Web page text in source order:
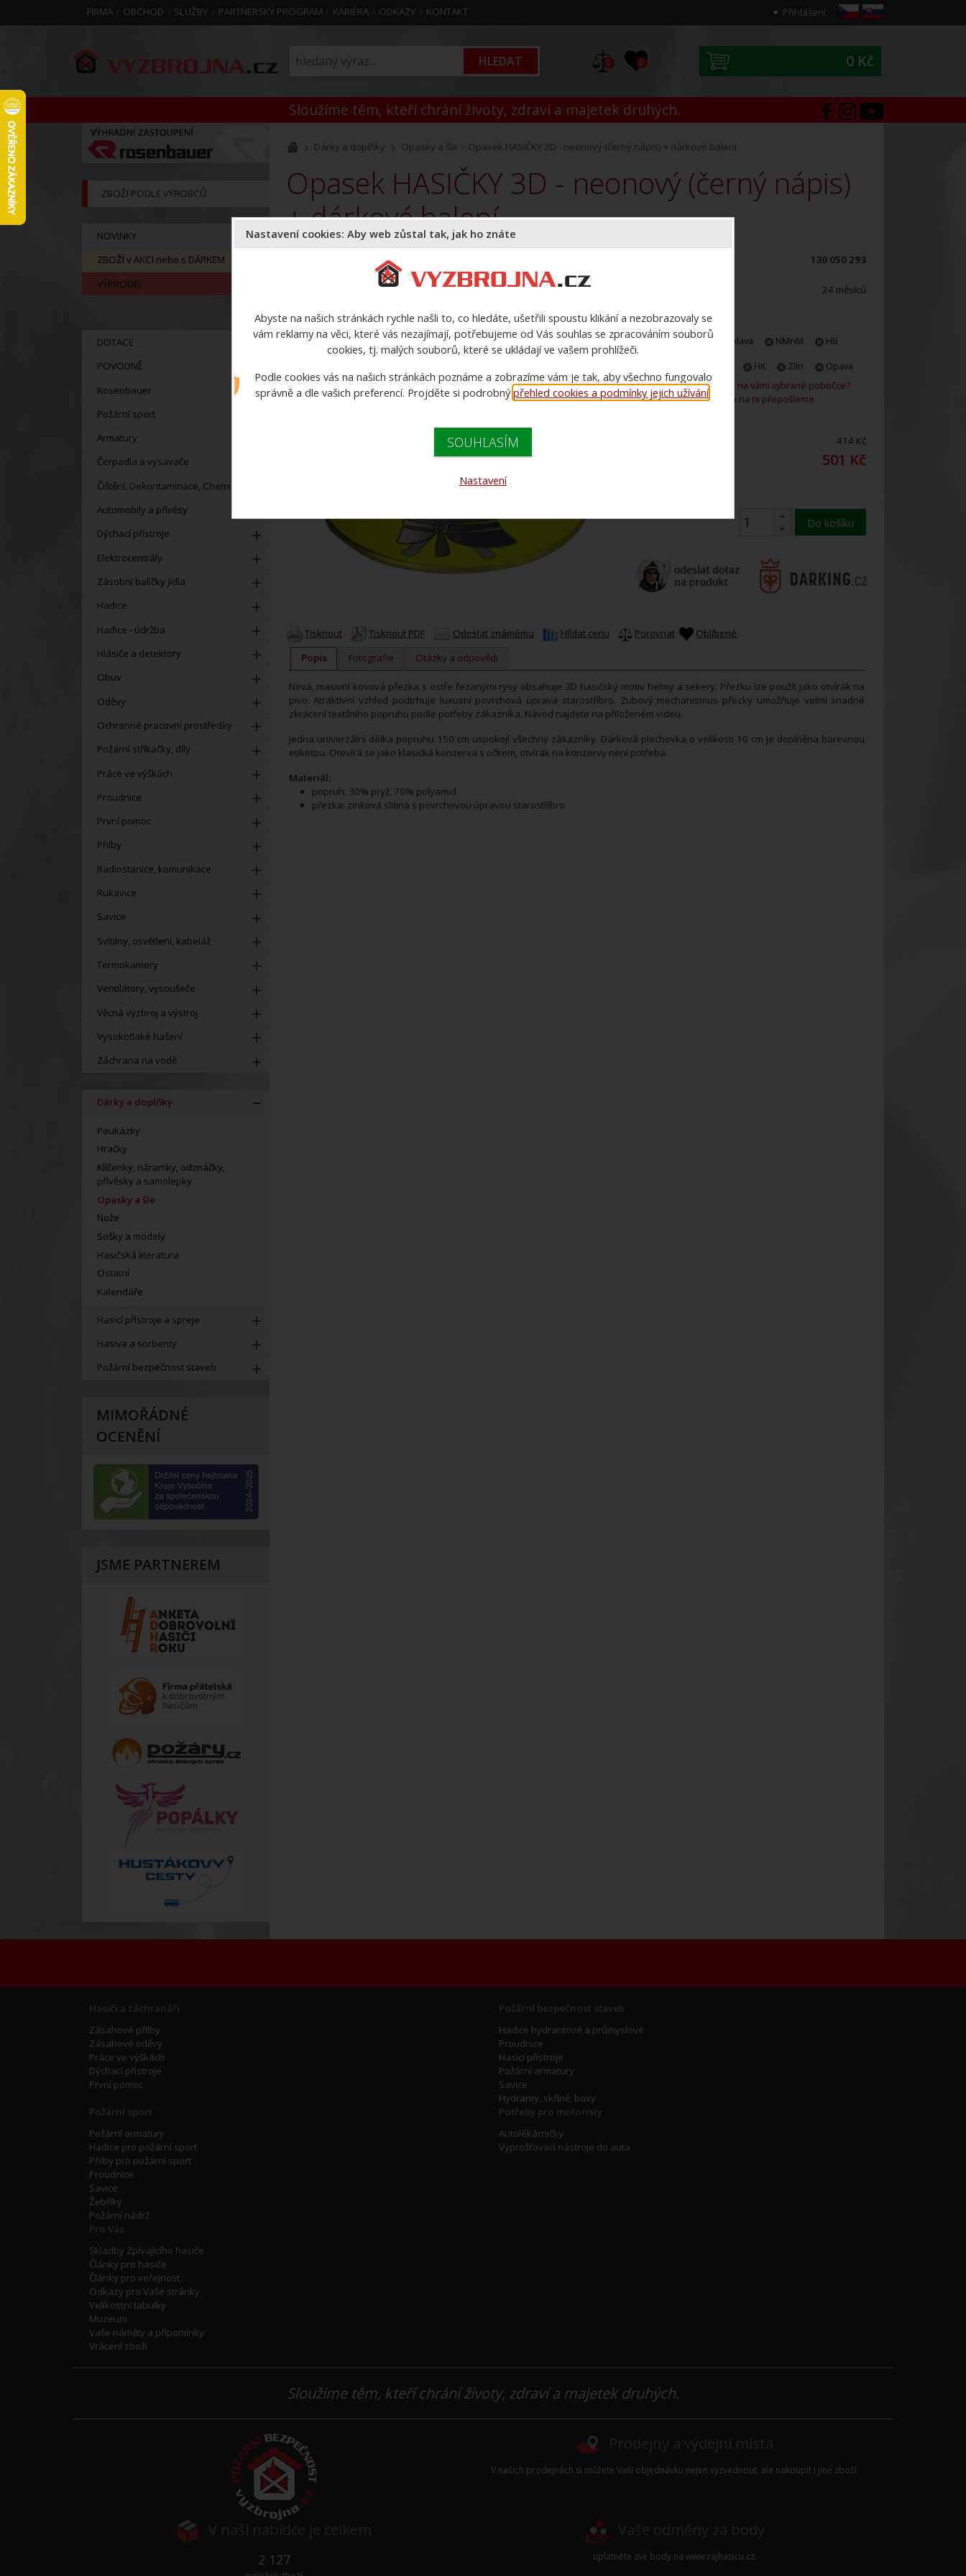
FIRMA OBCHOD SLUŽBY PARTNERSKÝ PROGRAM KARIÉRA ODKAZY KONTAKT Přihlášení
0 0 0 Kč
Sloužíme těm, kteří chrání životy, zdraví a majetek druhých.
ZBOŽÍ PODLE VÝROBCŮ
NOVINKY
ZBOŽÍ v AKCI nebo s DÁRKEM
VÝPRODEJ
DOTACE
POVODNĚ
Rosenbauer
Požární sport
Armatury
Čerpadla a vysavače
Čištění, Dekontaminace, Chemie
Automobily a přívěsy
Dýchací přístroje
Elektrocentrály
Zásobní balíčky jídla
Hadice
Hadice - údržba
Hlásiče a detektory
Obuv
Oděvy
Ochranné pracovní prostředky
Požární stříkačky, díly
Práce ve výškách
Proudnice
První pomoc
Přilby
Radiostanice, komunikace
Rukavice
Savice
Svítilny, osvětlení, kabeláž
Termokamery
Ventilátory, vysoušeče
Věcná výzbroj a výstroj
Vysokotlaké hašení
Záchrana na vodě
Dárky a doplňky
Poukázky
Hračky
Klíčenky, náramky, odznáčky,
přívěsky a samolepky
Opasky a šle
Nože
Sošky a modely
Hasičská literatura
Ostatní
Kalendáře
Hasicí přístroje a spreje
Hasiva a sorbenty
Požární bezpečnost staveb
MIMOŘÁDNÉ
OCENĚNÍ
JSME PARTNEREM
Dárky a doplňky Opasky a šle Opasek HASIČKY 3D - neonový (černý nápis) + dárkové balení
Opasek HASIČKY 3D - neonový (černý nápis)
+ dárkové balení
130 050 293
24 měsíců
E-shop Jihlava NMnM
HB
HK Zlín
Opava
Není zboží skladem na vámi vybrané pobočce?
Rádi vám ho na ni přepošleme.
414 Kč
501 Kč
Do košíku
Tisknout Tisknout PDF Odeslat známému Hlídat cenu Porovnat
Oblíbené
Popis
Fotografie Otázky a odpovědi
Nová, masivní kovová přezka s ostře řezanými rysy obsahuje 3D hasičský motiv helmy a sekery. Přezku lze použít jako otvírák na
pivo. Atraktivní vzhled podtrhuje luxusní povrchová úprava starostříbro. Zubový mechanismus přezky umožňuje velmi snadné
zkrácení textilního popruhu podle potřeby zákazníka. Návod najdete na přiloženém videu.
Jedna univerzální délka popruhu 150 cm uspokojí všechny zákazníky. Dárková plechovka o velikosti 10 cm je doplněna barevnou
etiketou. Otevírá se jako klasická konzerva s očkem, otvírák na konzervy není potřeba.
Materiál:
popruh: 30% pryž, 70% polyamid
přezka: zinková slitina s povrchovou úpravou starostříbro
Hasiči a záchranáři
Zásahové přilby
Zásahové oděvy
Práce ve výškách
Dýchací přístroje
První pomoc
Požární bezpečnost staveb
Hadice hydrantové a průmyslové
Proudnice
Hasící přístroje
Požární armatury
Savice
Hydranty, skříně, boxy
Požární sport
Požární armatury
Hadice pro požární sport
Přilby pro požární sport
Proudnice
Savice
Žebříky
Požární nádrž
Potřeby pro motoristy
Autolékárničky
Vyprošťovací nástroje do auta
Pro Vás
Skladby Zpívajícího hasiče
Články pro hasiče
Články pro veřejnost
Odkazy pro Vaše stránky
Velikostní tabulky
Muzeum
Vaše náměty a přípomínky
Vrácení zboží
Sloužíme těm, kteří chrání životy, zdraví a majetek druhých.
V našich prodejnách si můžete Vaši objednávku nejen vyzvednout, ale nakoupit i jiné zboží.
2 127 uplatněte své body na www.rajhasicu.cz.
Nastavení cookies: Aby web zůstal tak, jak ho znáte
Abyste na našich stránkách rychle našli to, co hledáte, ušetřili spoustu klikání a nezobrazovaly se
vám reklamy na věci, které vás nezajímají, potřebujeme od Vás souhlas se zpracováním souborů
cookies, tj. malých souborů, které se ukládají ve vašem prohlížeči.
Podle cookies vás na našich stránkách poznáme a zobrazíme vám je tak, aby všechno fungovalo
správně a dle vašich preferencí. Projděte si podrobnýpřehled cookies a podmínky jejich užívání
SOUHLASÍM
Nastavení